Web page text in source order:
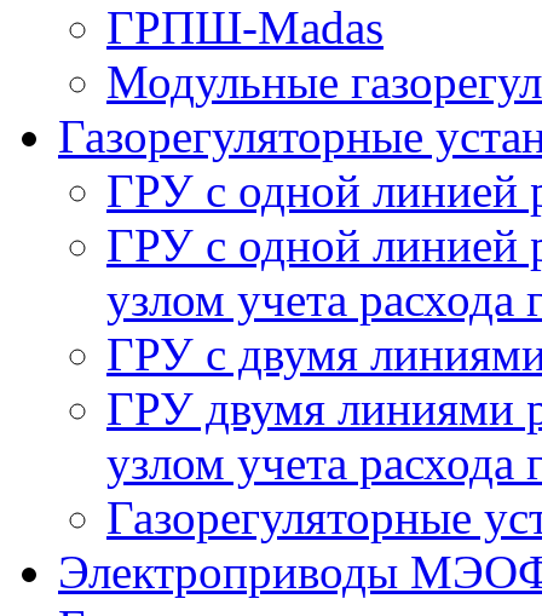
ГРПШ-Madas
Модульные
Газорегуляторные
ГРУ с одной линией
ГРУ с одной линией
узлом учета расхода
ГРУ с двумя
ГРУ двумя линиями
узлом учета расхода
Газорегуляторные
Электроприводы